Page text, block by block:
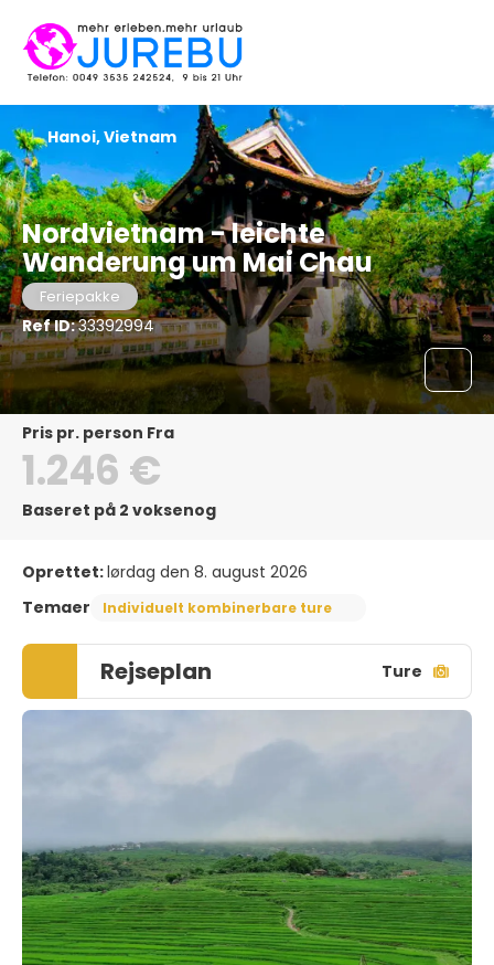
Nordvietnam - leichte
Wanderung um Mai Chau
Feriepakke
Ref ID:33392994
Hanoi, Vietnam
pris pr. person Fra
1.246 €
Baseret på 2 voksenog
Oprettet:lørdag den 8. august 2026
Temaer
Individuelt kombinerbare ture
Rejseplan Ture